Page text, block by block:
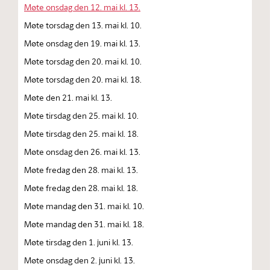
Møte onsdag den 12. mai kl. 13.
Møte torsdag den 13. mai kl. 10.
Møte onsdag den 19. mai kl. 13.
Møte torsdag den 20. mai kl. 10.
Møte torsdag den 20. mai kl. 18.
Møte den 21. mai kl. 13.
Møte tirsdag den 25. mai kl. 10.
Møte tirsdag den 25. mai kl. 18.
Møte onsdag den 26. mai kl. 13.
Møte fredag den 28. mai kl. 13.
Møte fredag den 28. mai kl. 18.
Møte mandag den 31. mai kl. 10.
Møte mandag den 31. mai kl. 18.
Møte tirsdag den 1. juni kl. 13.
Møte onsdag den 2. juni kl. 13.